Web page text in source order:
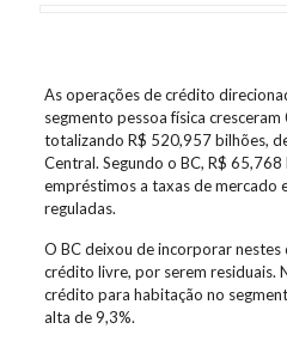
As operações de crédito
segmento pessoa física
totalizando R$ 520,957 bilhões,
Central. Segundo o BC, R$
empréstimos a taxas de mercado
reguladas.
O BC deixou de incorporar nestes
crédito livre, por serem residuais.
crédito para habitação no
alta de 9,3%.